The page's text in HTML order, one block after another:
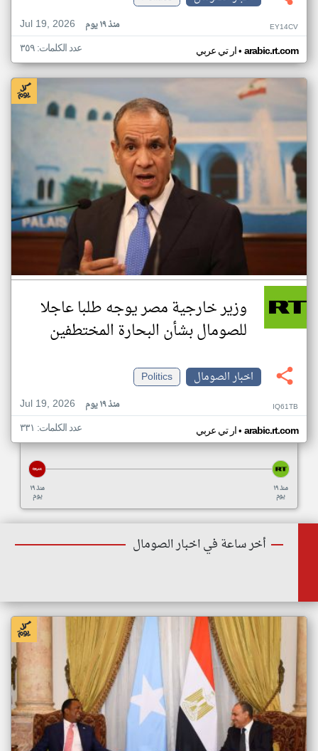
Jul 19, 2026
منذ ١٩ يوم EY14CV
ار تي عربي• arabic.rt.com عدد الكلمات: ٣٥٩
وزير خارجية مصر يوجه طلبا عاجلا
للصومال بشأن البحارة المختطفين
اخبار الصومال
Politics
Jul 19, 2026
منذ ١٩ يوم IQ61TB
ار تي عربي• arabic.rt.com عدد الكلمات: ٣٣١
منذ ١٩
يوم
منذ ١٩
يوم
أخر ساعة في اخبار الصومال